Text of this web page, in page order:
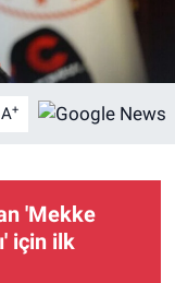
A+
'Mekke
için ilk